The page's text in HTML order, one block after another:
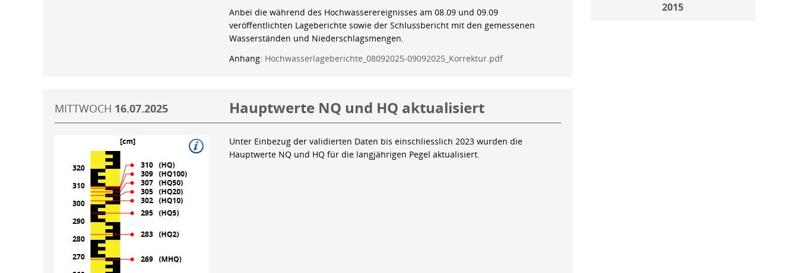
2015
Anbei die während des Hochwasserereignisses am 08.09 und 09.09
veröffentlichten Lageberichte sowie der Schlussbericht mit den gemessenen
Wasserständen und Niederschlagsmengen.
Anhang: Hochwasserlageberichte_08092025-09092025_Korrektur.pdf
MITTWOCH 16.07.2025 Hauptwerte NQ und HQ aktualisiert
Unter Einbezug der validierten Daten bis einschliesslich 2023 wurden die
Hauptwerte NQ und HQ für die langjährigen Pegel aktualisiert.